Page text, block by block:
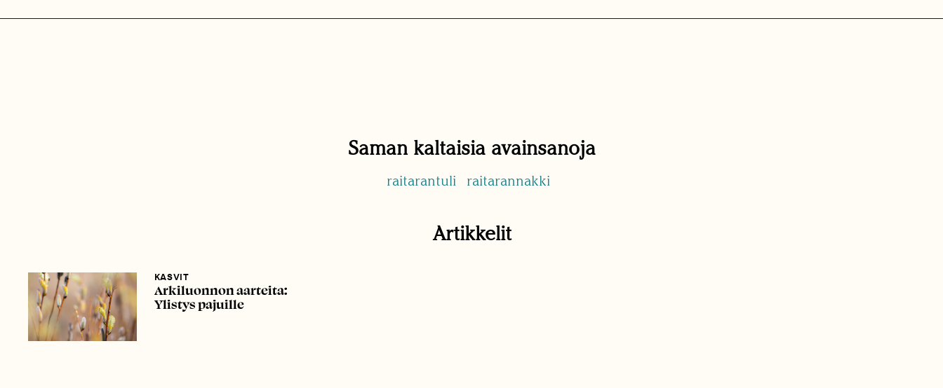
Saman kaltaisia avainsanoja
raitarantuli raitarannakki
Artikkelit
KASVIT
Arkiluonnon aarteita:
Ylistys pajuille